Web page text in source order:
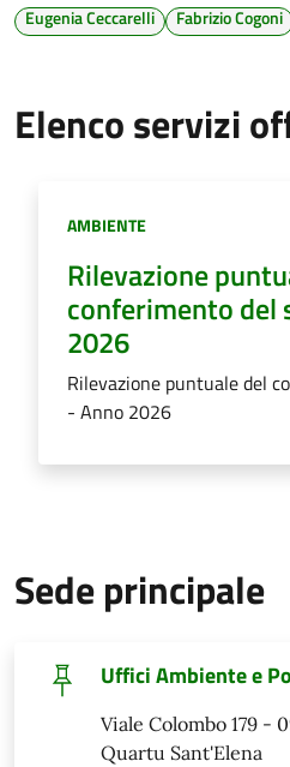
Eugenia Ceccarelli Fabrizio Cogoni
Elenco servizi
Categoria:
AMBIENTE
Rilevazione
conferimento del
2026
Rilevazione puntuale del
- Anno 2026
Sede principale
Uffici Ambiente e
Viale Colombo 179 -
Quartu Sant'Elena